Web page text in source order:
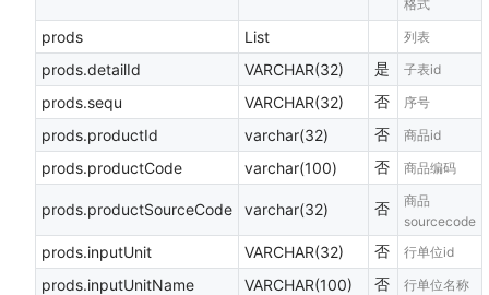
格式
prods List 列表
prods.detailId VARCHAR(32) 是 子表id
prods.sequ VARCHAR(32) 否 序号
prods.productId varchar(32) 否 商品id
prods.productCode varchar(100) 否 商品编码
prods.productSourceCode varchar(32) 否
商品
sourcecode
prods.inputUnit VARCHAR(32) 否 行单位id
prods.inputUnitName VARCHAR(100) 否 行单位名称